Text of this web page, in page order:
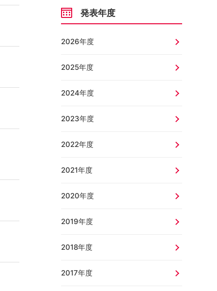
発表年度
2026年度
2025年度
2024年度
2023年度
2022年度
2021年度
2020年度
2019年度
2018年度
2017年度